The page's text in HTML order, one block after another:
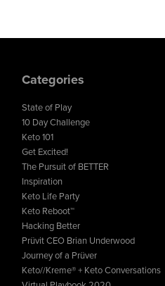
Categories
State of Play
10 Day Challenge
Keto 101
Get Excited!
The Pursuit of BETTER
Inspiration
Keto Life Party
Keto Reboot™
Hacking Better
Prüvit CEO Brian Underwood
Journey of a Prüver
Keto//Kreme® + Keto Conversations